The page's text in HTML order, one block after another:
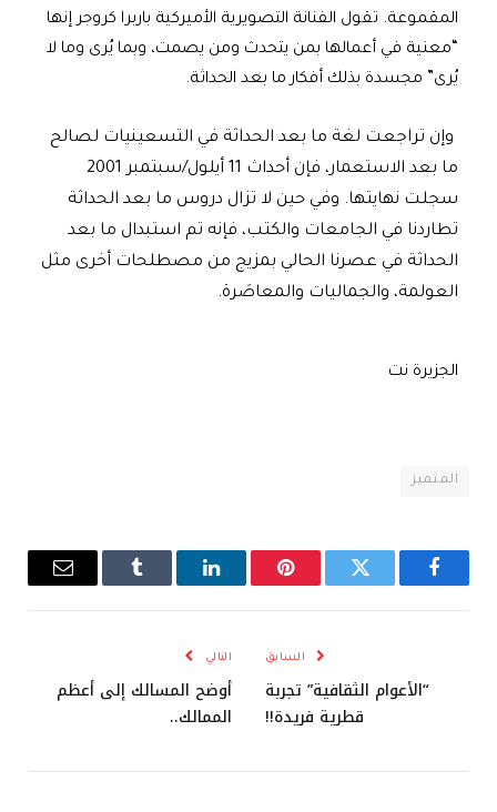
المقموعة. تقول الفنانة التصويرية الأميركية باربرا كروجر إنها
“معنية في أعمالها بمن يتحدث ومن يصمت، وبما يُرى وما لا
يُرى” مجسدة بذلك أفكار ما بعد الحداثة.
وإن تراجعت لغة ما بعد الحداثة في التسعينيات لصالح
ما بعد الاستعمار، فإن أحداث 11 أيلول/سبتمبر 2001
سجلت نهايتها. وفي حين لا تزال دروس ما بعد الحداثة
تطاردنا في الجامعات والكتب، فإنه تم استبدال ما بعد
الحداثة في عصرنا الحالي بمزيج من مصطلحات أخرى مثل
العولمة، والجماليات والمعاصَرة.
الجزيرة نت
المتميز
فيسبوك تويتر بينتيريستلينكدإن Tumblr
البريد
السابق
“الأعوام الثقافية” تجربة
قطرية فريدة!!
التالي
أوضح المسالك إلى أعظم
الممالك..